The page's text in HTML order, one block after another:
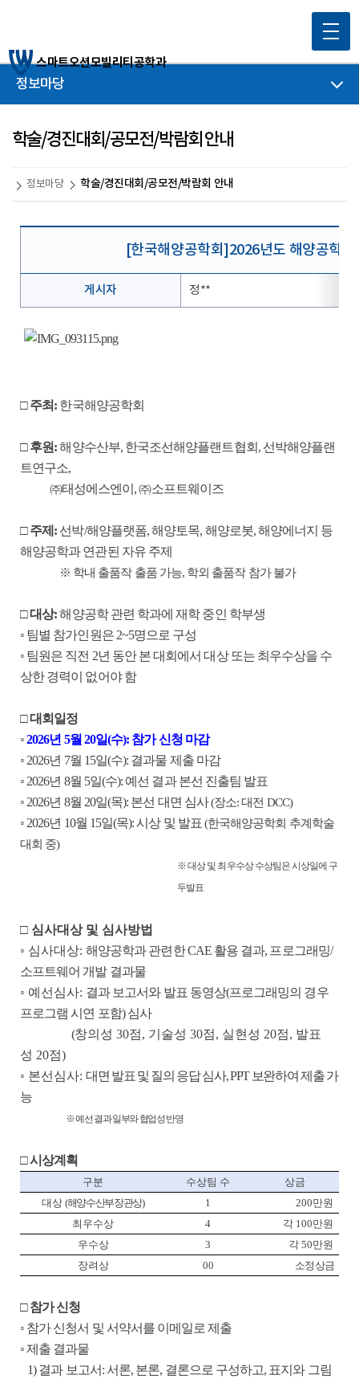
스마트오션모빌리티공학과
정보마당
학술/경진대회/공모전/박람회 안내
정보마당 학술/경진대회/공모전/박람회 안내
[한국해양공학회]2026년도 해양공학
게시자 정**
□주최 : 한국해양공학회
□후원: 해양수산부, 한국조선해양플랜트협회 , 선박해양플랜
트연구소,
㈜태성에스엔이 ,㈜소프트웨이즈
□주제 : 선박/해양플랫폼,해양토목, 해양로봇,해양에너지 등
해양공학과 연관된 자유 주제
※ 학내 출품작 출품 가능, 학외 출품작 참가 불가
□대상: 해양공학 관련 학과에 재학 중인 학부생
◦ 팀별 참가인원은 2~5명으로 구성
◦ 팀원은 직전 2년 동안 본 대회에서 대상 또는 최우수상을 수
상한 경력이 없어야 함
□대회일정
◦2026년 5월 20일(수): 참가 신청 마감
◦ 2026년 7월 15일(수): 결과물 제출 마감
◦ 2026년 8월 5일(수): 예선 결과 본선 진출팀 발표
◦ 2026년 8월 20일(목): 본선 대면 심사(장소:대전 DCC)
◦ 2026년 10월 15일(목):시상 및 발표 (한국해양공학회 추계학술
대회 중)
※대상 및 최우수상 수상팀은 시상일에 구
두발표
□ 심사대상 및 심사방법
◦ 심사대상: 해양공학과 관련한CAE 활용 결과, 프로그래밍/
소프트웨어 개발 결과물
◦ 예선심사: 결과 보고서와 발표 동영상(프로그래밍의 경우
프로그램 시연 포함)심사
(창의성30점, 기술성30점, 실현성 20점, 발표
성 20점)
◦ 본선심사: 대면 발표 및 질의 응답 심사, PPT 보완하여 제출 가
능
※예선 결과 일부와 협업성 반영
□시상계획
구분 수상팀 수
상금
대상(해양수산부장관상) 1 200만원
최우수상
4 각 100만원
우수상
3 각50만원
장려상
00 소정 상금
□참가 신청
◦ 참가 신청서 및 서약서를 이메일로 제출
◦제출 결과물
1) 결과 보고서: 서론, 본론, 결론으로 구성하고, 표지와 그림